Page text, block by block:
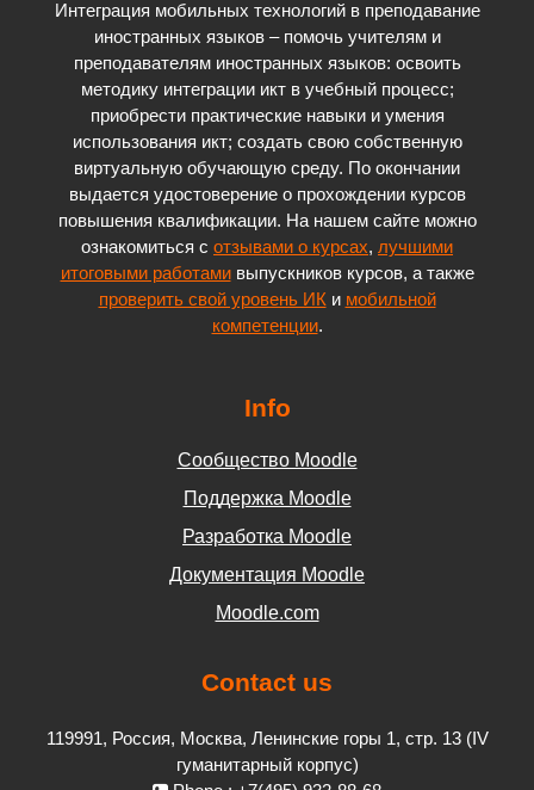
Интеграция мобильных технологий в преподавание
иностранных языков – помочь учителям и
преподавателям иностранных языков: освоить
методику интеграции икт в учебный процесс;
приобрести практические навыки и умения
использования икт; cоздать свою собственную
виртуальную обучающую среду. По окончании
выдается удостоверение о прохождении курсов
повышения квалификации. На нашем сайте можно
ознакомиться с отзывами о курсах, лучшими
итоговыми работамивыпускников курсов, а также
проверить свой уровень ИКи мобильной
компетенции.
Info
Сообщество Moodle
Поддержка Moodle
Разработка Moodle
Документация Moodle
Moodle.com
Contact us
119991, Россия, Москва, Ленинские горы 1, стр. 13 (IV
гуманитарный корпус)